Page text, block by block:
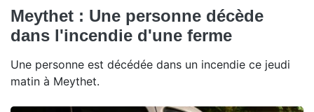
Meythet : Une personne décède
dans l'incendie d'une ferme
Une personne est décédée dans un incendie ce jeudi
matin à Meythet.